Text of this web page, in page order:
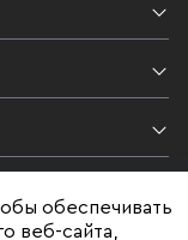
обеспечивать
веб-сайта,